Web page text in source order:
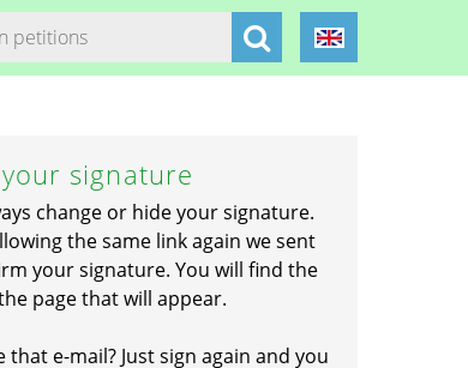
signature
change or hide your signature.
the same link again we sent
your signature. You will find the
page that will appear.
that e-mail? Just sign again and you